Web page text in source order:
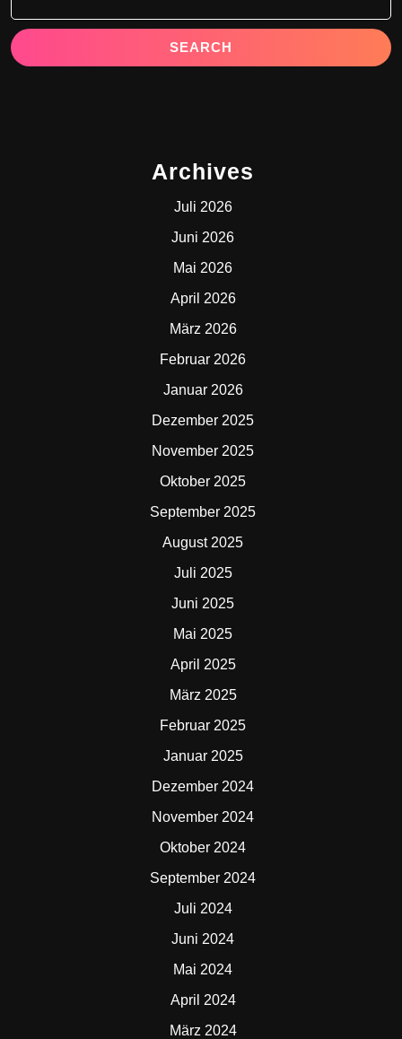
Archives
Juli 2026
Juni 2026
Mai 2026
April 2026
März 2026
Februar 2026
Januar 2026
Dezember 2025
November 2025
Oktober 2025
September 2025
August 2025
Juli 2025
Juni 2025
Mai 2025
April 2025
März 2025
Februar 2025
Januar 2025
Dezember 2024
November 2024
Oktober 2024
September 2024
Juli 2024
Juni 2024
Mai 2024
April 2024
März 2024